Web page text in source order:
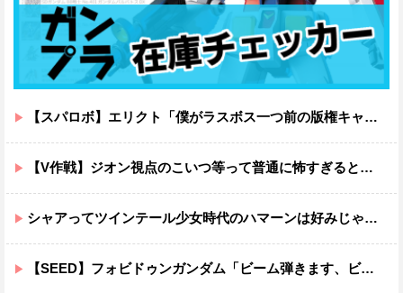
【スパロボ】エリクト「僕がラスボス一つ前の版権キャラ最後の敵ってちょっと荷が重すぎない？」
【V作戦】ジオン視点のこいつ等って普通に怖すぎると思う…
シャアってツインテール少女時代のハマーンは好みじゃなかったの？
【SEED】フォビドゥンガンダム「ビーム弾きます、ビーム曲げられます、空飛びます」←二世代目でこれ出来るのおかしいだろ